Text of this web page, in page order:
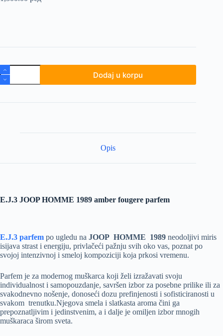
E.J.3
JOOP
HOMME
količina
Dodaj u korpu
Opis
E.J.3 JOOP HOMME 1989 amber fougere parfem
E.J.3 parfem po ugledu na JOOP HOMME 1989 neodoljivi miris
isijava strast i energiju, privlačeći pažnju svih oko vas, poznat po
svojoj intenzivnoj i smeloj kompoziciji koja prkosi vremenu.
Parfem je za modernog muškarca koji želi izražavati svoju
individualnost i samopouzdanje, savršen izbor za posebne prilike ili za
svakodnevno nošenje, donoseći dozu prefinjenosti i sofisticiranosti u
svakom trenutku.Njegova smela i slatkasta aroma čini ga
prepoznatljivim i jedinstvenim, a i dalje je omiljen izbor mnogih
muškaraca širom sveta.